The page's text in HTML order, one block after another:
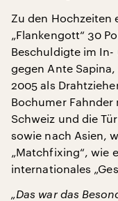
Zu den Hochzeiten
„Flankengott“ 30
Beschuldigte im
gegen Ante
2005 als
Bochumer
Schweiz und die
sowie nach Asien,
„Matchfixing“, wie
internationales
„Das war das